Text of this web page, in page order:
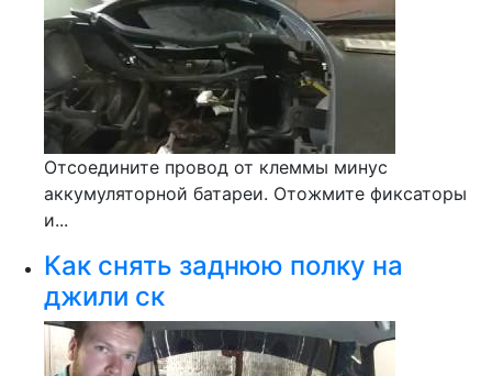
Отсоедините провод от клеммы минус
аккумуляторной батареи. Отожмите фиксаторы
и...
Как снять заднюю полку на
джили ск